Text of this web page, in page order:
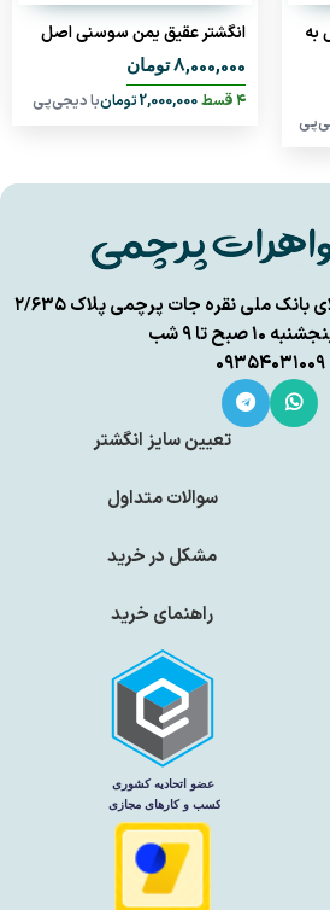
به
انگشتر عقیق یمن سوسنی اصل
8,000,000تومان
۴ قسط 2,000,000تومانبا دیجی‌پی
بانک ملی نقره جات پرچمی پلاک ۲/۶۳۵
صبح تا ۹ شب
۰۹۳۵۴۰۳۱۰۰۹
تعیین سایز انگشتر
سوالات متداول
مشکل در خرید
راهنمای خرید